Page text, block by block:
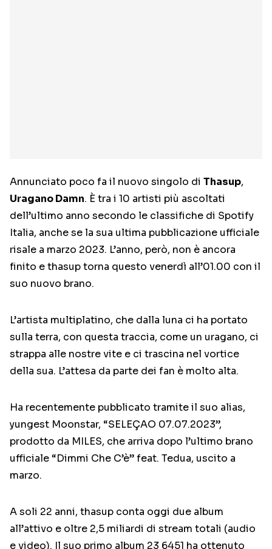
Annunciato poco fa il nuovo singolo di Thasup,
Uragano Damn. È tra i 10 artisti più ascoltati
dell’ultimo anno secondo le classifiche di Spotify
Italia, anche se la sua ultima pubblicazione ufficiale
risale a marzo 2023. L’anno, però, non è ancora
finito e thasup torna questo venerdì all’01.00 con il
suo nuovo brano.
L’artista multiplatino, che dalla luna ci ha portato
sulla terra, con questa traccia, come un uragano, ci
strappa alle nostre vite e ci trascina nel vortice
della sua. L’attesa da parte dei fan è molto alta.
Ha recentemente pubblicato tramite il suo alias,
yungest Moonstar, “SELEÇAO 07.07.2023”,
prodotto da MILES, che arriva dopo l’ultimo brano
ufficiale “Dimmi Che C’è” feat. Tedua, uscito a
marzo.
A soli 22 anni, thasup conta oggi due album
all’attivo e oltre 2,5 miliardi di stream totali (audio
e video). Il suo primo album 23 6451 ha ottenuto